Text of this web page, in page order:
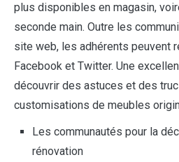
plus disponibles en magasin,
seconde main. Outre les
site web, les adhérents peuvent
Facebook et Twitter. Une
découvrir des astuces et des
customisations de meubles
Les communautés pour la
rénovation